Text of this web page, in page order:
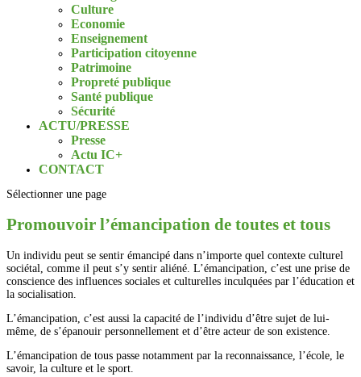
Culture
Economie
Enseignement
Participation citoyenne
Patrimoine
Propreté publique
Santé publique
Sécurité
ACTU/PRESSE
Presse
Actu IC+
CONTACT
Sélectionner une page
Promouvoir l’émancipation de toutes et tous
Un individu peut se sentir émancipé dans n’importe quel contexte culturel
sociétal, comme il peut s’y sentir aliéné. L’émancipation, c’est une prise de
conscience des influences sociales et culturelles inculquées par l’éducation et
la socialisation.
L’émancipation, c’est aussi la capacité de l’individu d’être sujet de lui-
même, de s’épanouir personnellement et d’être acteur de son existence.
L’émancipation de tous passe notamment par la reconnaissance, l’école, le
savoir, la culture et le sport.